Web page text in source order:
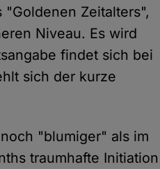
Zeitalters",
Niveau. Es wird
findet sich bei
sich der kurze
"blumiger" als im
traumhafte Initiation